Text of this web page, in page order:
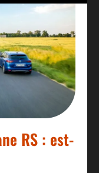
RS : est-